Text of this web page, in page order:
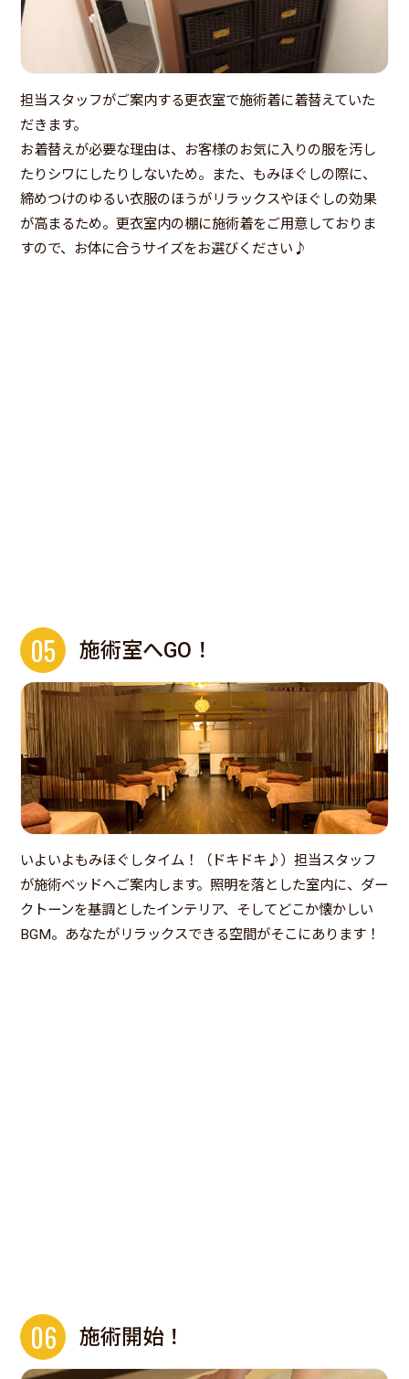
担当スタッフがご案内する更衣室で施術着に着替えていた
だきます。
お着替えが必要な理由は、お客様のお気に入りの服を汚し
たりシワにしたりしないため。また、もみほぐしの際に、
締めつけのゆるい衣服のほうがリラックスやほぐしの効果
が高まるため。更衣室内の棚に施術着をご用意しておりま
すので、お体に合うサイズをお選びください♪
05 施術室へGO！
いよいよもみほぐしタイム！（ドキドキ♪）担当スタッフ
が施術ベッドへご案内します。照明を落とした室内に、ダー
クトーンを基調としたインテリア、そしてどこか懐かしい
BGM。あなたがリラックスできる空間がそこにあります！
06 施術開始！